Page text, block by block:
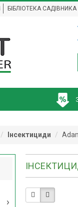
БІБЛІОТЕКА САДІВНИКА
Інсектициди